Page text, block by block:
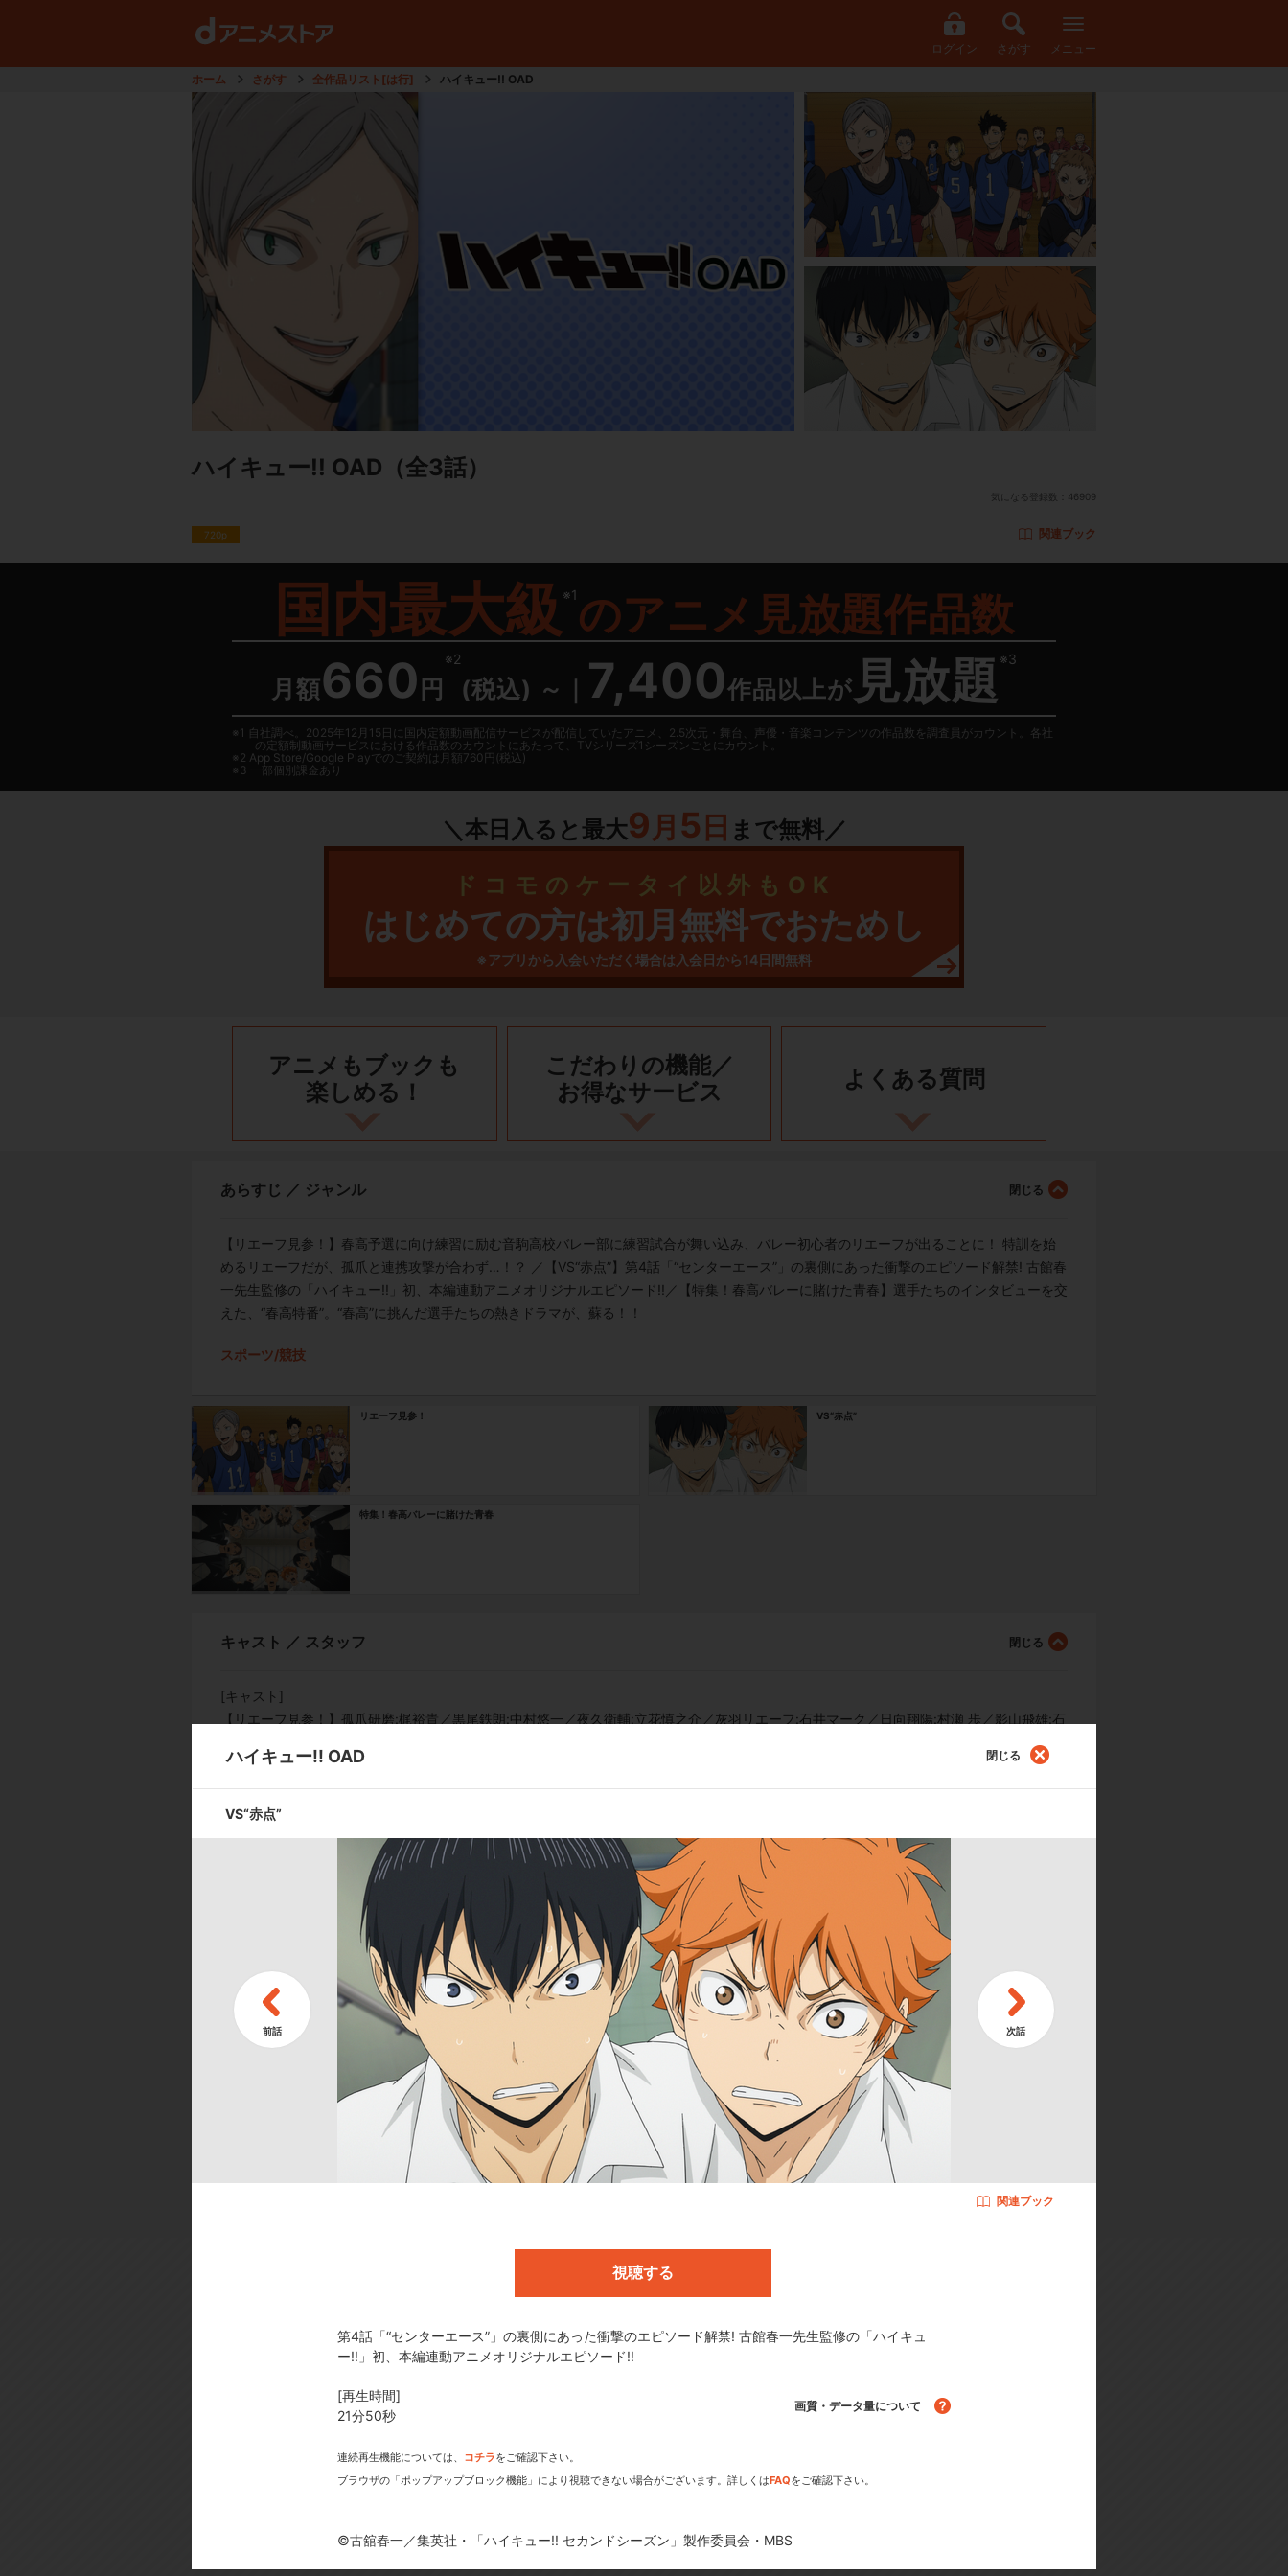
ログイン さがす メニュー
ホーム さがす 全作品リスト[は行] ハイキュー!! OAD
ハイキュー!! OAD （全3話）
気になる登録数： 46909
720p 関連ブック
国内最大級 ※1 のアニメ見放題作品数
月額660 円
※2
(税込) ～ 7,400作品以上が 見放題 ※3
1 自社調べ。2025年12月15日に国内定額動画配信サービスが配信していたアニメ、2.5次元・舞台、声優・音楽コンテンツの作品数を調査員がカウント。各社
の定額制動画サービスにおける作品数のカウントにあたって、TVシリーズ1シーズンごとにカウント。
2 App Store/Google Playでのご契約は月額760円(税込)
3 一部個別課金あり
＼本日入ると最大9月 5 日 まで無料／
ドコモのケータイ以外もOK
はじめての方は初月無料でおためし
※アプリから入会いただく場合は入会日から14日間無料
アニメもブックも
楽しめる！
こだわりの機能／
お得なサービス
よくある質問
あらすじ ／ ジャンル
【リエーフ見参！】春高予選に向け練習に励む音駒高校バレー部に練習試合が舞い込み、バレー初心者のリエーフが出ることに！ 特訓を始
めるリエーフだが、孤爪と連携攻撃が合わず…！？ ／【VS“赤点”】第4話「“センターエース”」の裏側にあった衝撃のエピソード解禁! 古館春
一先生監修の「ハイキュー!!」初、本編連動アニメオリジナルエピソード!!／【特集！春高バレーに賭けた青春】選手たちのインタビューを交
えた、“春高特番”。“春高”に挑んだ選手たちの熱きドラマが、蘇る！！
スポーツ/競技
リエーフ見参！ VS“赤点”
特集！春高バレーに賭けた青春
キャスト ／ スタッフ
[キャスト]
【リエーフ見参！】孤爪研磨:梶裕貴／黒尾鉄朗:中村悠一／夜久衛輔:立花慎之介／灰羽リエーフ:石井マーク／日向翔陽:村瀬 歩／影山飛雄:石
川界人／澤村大地:日野聡／菅原孝支:入野自由／東峰 旭:細谷佳正／田中龍之介:林 勇／西谷 夕:岡本信彦／月島 蛍:内山昂輝／山口 忠:斉藤壮
馬／【VS“赤点”】日向翔陽:村瀬 歩／影山飛雄:石川界人／澤村大地:日野聡／菅原孝支:入野自由／東峰 旭:細谷佳正／田中龍之介:林 勇／西谷
夕:岡本信彦／月島 蛍:内山昂輝／山口 忠:斉藤壮馬／谷地仁花:諸星すみれ／武田一鉄:神谷浩史／黒尾鉄朗:中村悠一／木兎光太郎:木村良平／
赤葦京治:逢坂良太／田中冴子:小松由佳／【特集！春高バレーに賭けた青春】日向翔陽:村瀬 歩／影山飛雄:石川界人／澤村大地:日野 聡／菅原
朗:中村悠一／及川 徹:浪川大輔／櫻井トオル／庄司将之／山崎はるか／中恵美城／金城大和／大塚芳忠
【リエーフ見参！】原作:古舘春一（集英社「週刊少年ジャンプ」連載）／監督:満仲勧／脚本:岸本卓／音楽:林ゆうき、橘麻美／キャラクター
デザイン:岸田隆宏／総作画監督:千葉崇洋／音響監督:菊田浩己／アニメーション制作:Production I.G／製作:「ハイキュー!!」製作委員会／
【VS“赤点”】原作:古舘春一（集英社「週刊少年ジャンプ」連載）／監督:満仲勧／脚本:岸本卓／音楽:林ゆうき、橘麻美／助監督:石川真理子
／キャラクターデザイン:岸田隆宏／総作画監督:千葉崇洋／音響監督:菊田浩己／アニメーション制作:Production I.G／製作:「ハイキュー!! セ
カンドシーズン」製作委員会／【特集！春高バレーに賭けた青春】原作:古舘春一（集英社「週刊少年ジャンプ」連載）／監督:満仲勧／脚本:
岸本卓／音楽:林ゆうき、橘麻美／副監督:石川真理子／キャラクターデザイン:岸田隆宏／総作画監督:千葉崇洋、八尋裕子／アクション作画監
督:甲斐泰之、高橋秀樹／音響監督:菊田浩己／アニメーション制作:Production I.G／製作:「ハイキュー!! 烏野高校 VS 白鳥沢学園高校」製作
©古舘春一／集英社・「ハイキュー!!」製作委員会・MBS ©古舘春一／集英社・「ハイキュー!! セカンドシーズン」製作委員会・MBS ©古舘
dアニメストアなら
今期アニメがいち早く見られる！
ハイキュー!! OAD 閉じる
VS“赤点”
関連ブック
視聴する
第4話「“センターエース”」の裏側にあった衝撃のエピソード解禁! 古館春一先生監修の「ハイキュ
ー!!」初、本編連動アニメオリジナルエピソード!!
[再生時間]
21分50秒
画質・データ量について
連続再生機能については、 コチラをご確認下さい。
ブラウザの「ポップアップブロック機能」により視聴できない場合がございます。詳しくはFAQをご確認下さい。
©古舘春一／集英社・「ハイキュー!! セカンドシーズン」製作委員会・MBS